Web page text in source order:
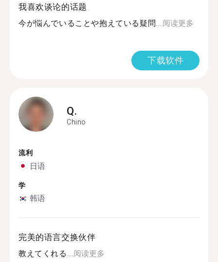
我喜欢谈论的话题
今が悩んでいることや抱えている疑問...阅读更多
下载软件
Q.
Chino
流利
日语
学
韩语
完美的语言交换伙伴
教えてくれる...阅读更多